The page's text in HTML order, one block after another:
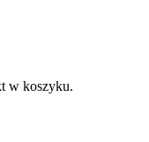
w koszyku.